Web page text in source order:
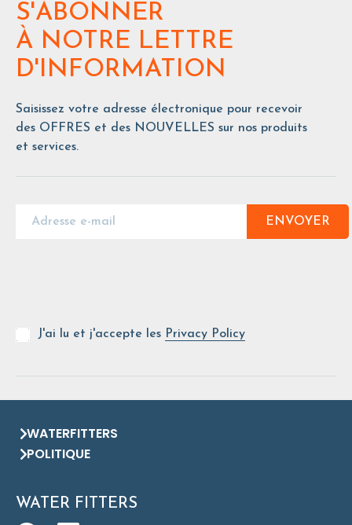
S'ABONNER
À NOTRE LETTRE
D'INFORMATION
Saisissez votre adresse électronique pour recevoir
des OFFRES et des NOUVELLES sur nos produits
et services.
ENVOYER
J'ai lu et j'accepte les Privacy Policy
WATERFITTERS
POLITIQUE
WATER FITTERS